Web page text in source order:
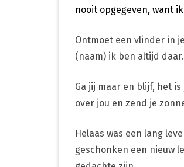
nooit opgegeven, want
Ontmoet een vlinder in
(naam) ik ben altijd
Ga jij maar en blijf, het
over jou en zend je
Helaas was een lang
geschonken een nieuw